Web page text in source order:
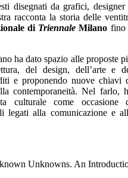
disegnati da grafici, designer
racconta la storia delle
di Triennale Milano fino
ha dato spazio alle proposte
del design, dell’arte e
e proponendo nuove chiavi
contemporaneità. Nel farlo,
culturale come occasione
legati alla comunicazione e
Unknowns. An